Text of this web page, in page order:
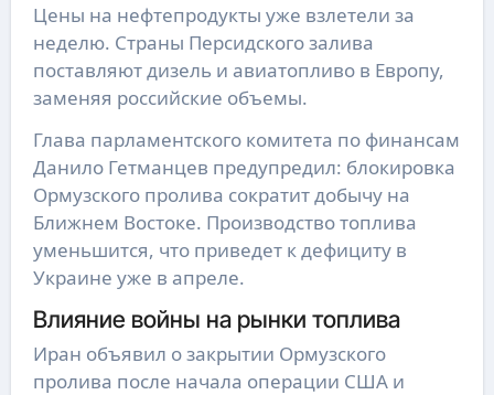
Цены на нефтепродукты уже взлетели за
неделю. Страны Персидского залива
поставляют дизель и авиатопливо в Европу,
заменяя российские объемы.
Глава парламентского комитета по финансам
Данило Гетманцев предупредил: блокировка
Ормузского пролива сократит добычу на
Ближнем Востоке. Производство топлива
уменьшится, что приведет к дефициту в
Украине уже в апреле.
Влияние войны на рынки топлива
Иран объявил о закрытии Ормузского
пролива после начала операции США и